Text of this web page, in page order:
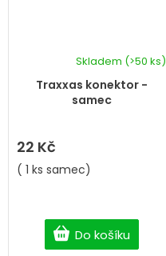
Traxxas konektor -
samec
Skladem (>50 ks)
22 Kč
Do košíku
( 1 ks samec)